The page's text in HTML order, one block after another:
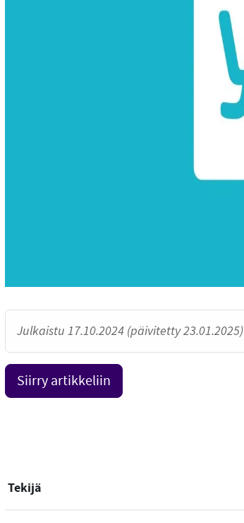
Julkaistu 17.10.2024 (päivitetty 23.01.2025)
Siirry artikkeliin
Tekijä